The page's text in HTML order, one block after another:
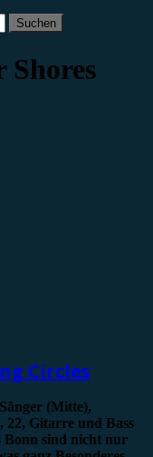
Shores
Circles
(Mitte),
22, Gitarre und Bass
Bonn sind nicht nur